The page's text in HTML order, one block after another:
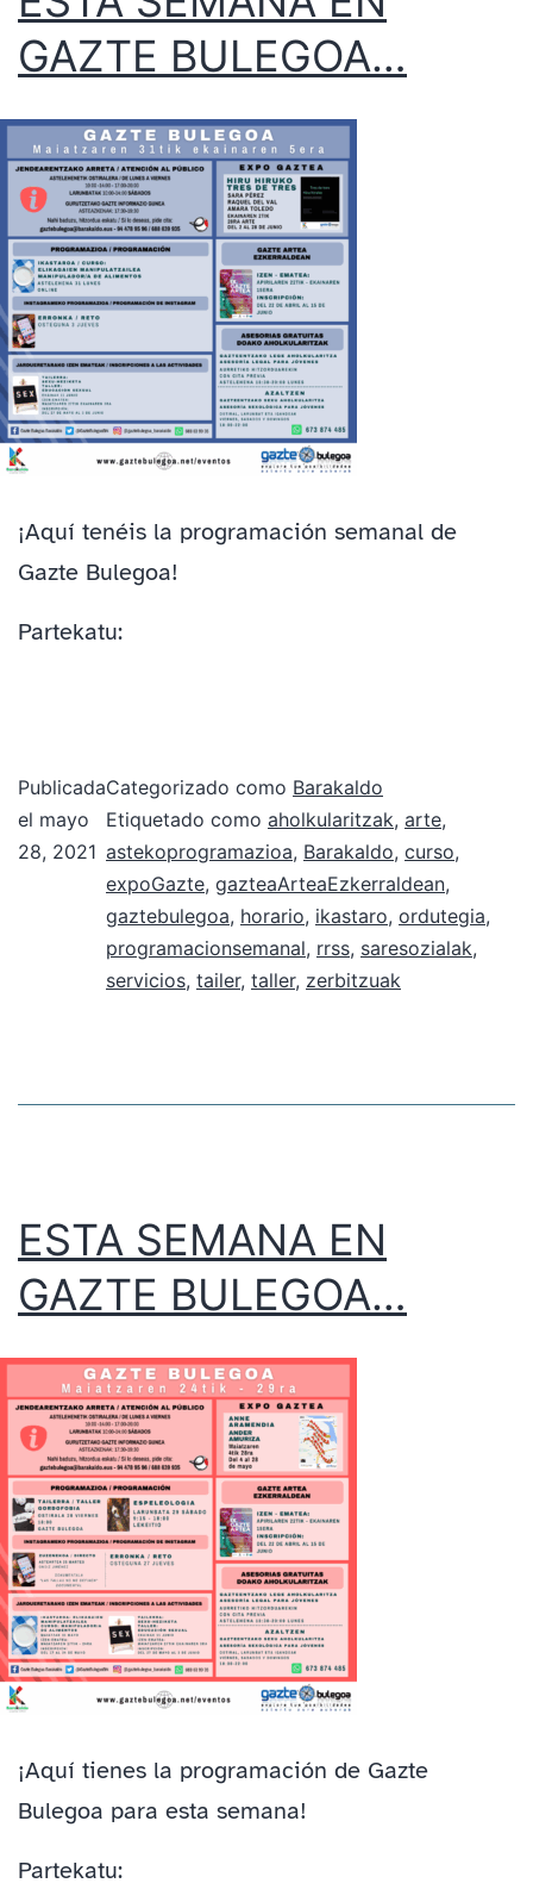
GAZTE BULEGOA…
¡Aquí tenéis la programación semanal de
Gazte Bulegoa!
Partekatu:
Publicada
el mayo
28, 2021
Categorizado como Barakaldo
Etiquetado como aholkularitzak, arte,
astekoprogramazioa, Barakaldo, curso,
expoGazte, gazteaArteaEzkerraldean,
gaztebulegoa, horario, ikastaro, ordutegia,
programacionsemanal, rrss, saresozialak,
servicios, tailer, taller, zerbitzuak
ESTA SEMANA EN
GAZTE BULEGOA…
¡Aquí tienes la programación de Gazte
Bulegoa para esta semana!
Partekatu: